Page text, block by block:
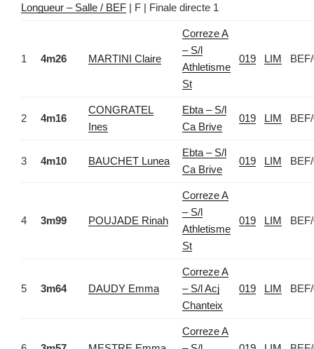
Longueur – Salle / BEF | F | Finale directe 1
1 4m26 MARTINI Claire
Correze A
– S/l
Athletisme
St
019 LIM
2 4m16
CONGRATEL
Ines
Ebta – S/l
Ca Brive
019 LIM
3 4m10 BAUCHET Lunea
Ebta – S/l
Ca Brive
019 LIM
4 3m99 POUJADE Rinah
Correze A
– S/l
Athletisme
St
019 LIM
5 3m64 DAUDY Emma
Correze A
– S/l Acj
Chanteix
019 LIM
Correze A